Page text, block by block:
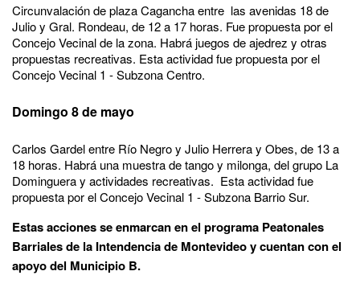
Circunvalación de plaza Cagancha entre las avenidas 18 de
Julio y Gral. Rondeau, de 12 a 17 horas. Fue propuesta por el
Concejo Vecinal de la zona. Habrá juegos de ajedrez y otras
propuestas recreativas. Esta actividad fue propuesta por el
Concejo Vecinal 1 - Subzona Centro.
Domingo 8 de mayo
Carlos Gardel entre Río Negro y Julio Herrera y Obes, de 13 a
18 horas. Habrá una muestra de tango y milonga, del grupo La
Dominguera y actividades recreativas. Esta actividad fue
propuesta por el Concejo Vecinal 1 - Subzona Barrio Sur.
Estas acciones se enmarcan en el programa Peatonales
Barriales de la Intendencia de Montevideo y cuentan con el
apoyo del Municipio B.